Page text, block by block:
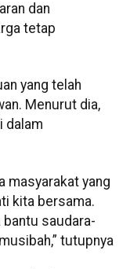
dan
tetap
yang telah
Menurut dia,
dalam
masyarakat yang
kita bersama.
saudara-
tutupnya